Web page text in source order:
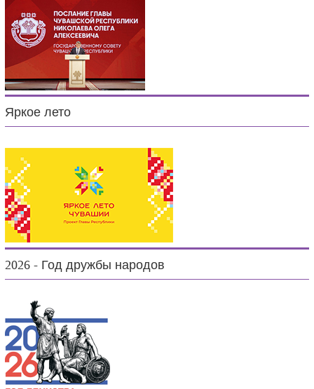
Яркое лето
2026 - Год дружбы народов